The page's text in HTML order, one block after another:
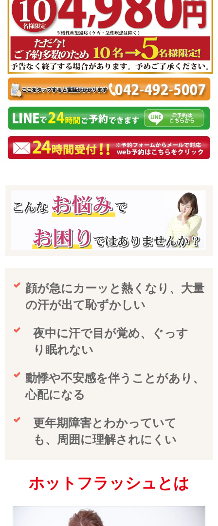
顔が急にカーッと熱くなり、大量
の汗が出て恥ずかしい
夜中に汗で目が覚め、ぐっす
り眠れない
動悸や不安感を伴うことがあり、
心配になる
更年期障害とわかっていて
も、周囲に理解されにくい
ホットフラッシュとは